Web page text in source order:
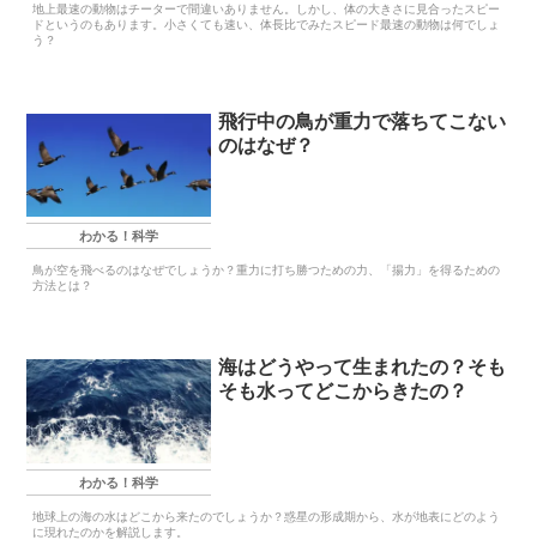
地上最速の動物はチーターで間違いありません。しかし、体の大きさに見合ったスピー
ドというのもあります。小さくても速い、体長比でみたスピード最速の動物は何でしょ
う？
わかる！科学
飛行中の鳥が重力で落ちてこない
のはなぜ？
鳥が空を飛べるのはなぜでしょうか？重力に打ち勝つための力、「揚力」を得るための
方法とは？
わかる！科学
海はどうやって生まれたの？そも
そも水ってどこからきたの？
地球上の海の水はどこから来たのでしょうか？惑星の形成期から、水が地表にどのよう
に現れたのかを解説します。